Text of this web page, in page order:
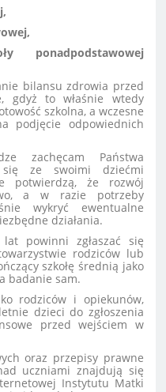
ponadpodstawowej
bilansu zdrowia przed
gdyż to właśnie wtedy
szkolna, a wczesne
podjęcie odpowiednich
zachęcam Państwa
się ze swoimi dziećmi
potwierdzą, że rozwój
a w razie potrzeby
wykryć ewentualne
działania.
powinni zgłaszać się
rodziców lub
szkołę średnią jako
badanie sam.
rodziców i opiekunów,
dzieci do zgłoszenia
przed wejściem w
oraz przepisy prawne
uczniami znajdują się
Instytutu Matki